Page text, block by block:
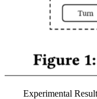
Experimental